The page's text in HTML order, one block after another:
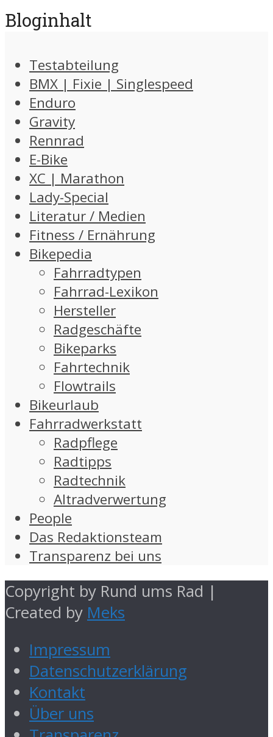
Bloginhalt
Testabteilung
BMX | Fixie | Singlespeed
Enduro
Gravity
Rennrad
E-Bike
XC | Marathon
Lady-Special
Literatur / Medien
Fitness / Ernährung
Bikepedia
Fahrradtypen
Fahrrad-Lexikon
Hersteller
Radgeschäfte
Bikeparks
Fahrtechnik
Flowtrails
Bikeurlaub
Fahrradwerkstatt
Radpflege
Radtipps
Radtechnik
Altradverwertung
People
Das Redaktionsteam
Transparenz bei uns
Copyright by Rund ums Rad |
Created by Meks
Impressum
Datenschutzerklärung
Kontakt
Über uns